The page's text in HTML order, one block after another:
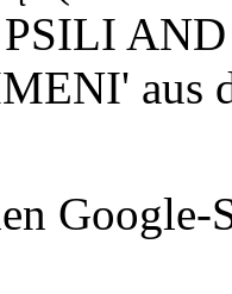
aus
Google-